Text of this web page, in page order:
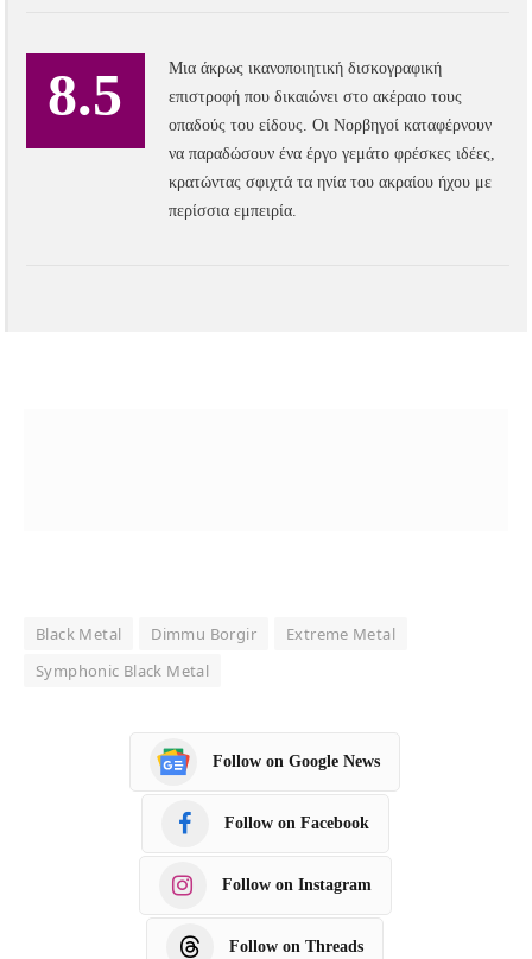
8.5
Μια άκρως ικανοποιητική δισκογραφική
επιστροφή που δικαιώνει στο ακέραιο τους
οπαδούς του είδους. Οι Νορβηγοί καταφέρνουν
να παραδώσουν ένα έργο γεμάτο φρέσκες ιδέες,
κρατώντας σφιχτά τα ηνία του ακραίου ήχου με
περίσσια εμπειρία.
Black Metal Dimmu Borgir
Extreme Metal
Symphonic Black Metal
Follow on Google News
Follow on Facebook
Follow on Instagram
Follow on Threads